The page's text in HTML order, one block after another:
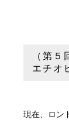
（第
エチオ
現在、ロン